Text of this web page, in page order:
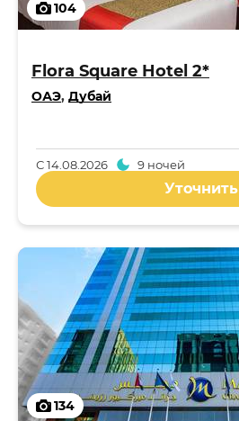
104
Flora Square Hotel 2*
ОАЭ, Дубай
С14.08.2026 9 ночей
Уточнить
134